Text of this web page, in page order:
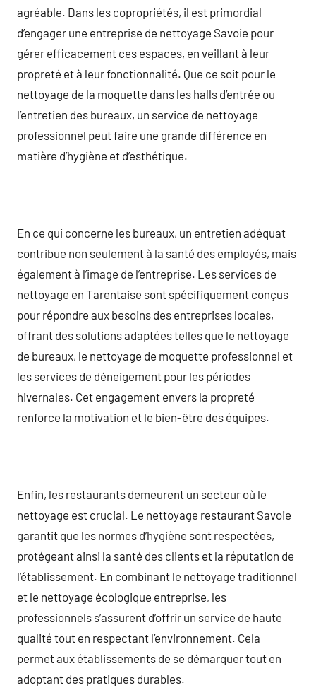
agréable. Dans les copropriétés, il est primordial
d’engager une entreprise de nettoyage Savoie pour
gérer efficacement ces espaces, en veillant à leur
propreté et à leur fonctionnalité. Que ce soit pour le
nettoyage de la moquette dans les halls d’entrée ou
l’entretien des bureaux, un service de nettoyage
professionnel peut faire une grande différence en
matière d’hygiène et d’esthétique.
En ce qui concerne les bureaux, un entretien adéquat
contribue non seulement à la santé des employés, mais
également à l’image de l’entreprise. Les services de
nettoyage en Tarentaise sont spécifiquement conçus
pour répondre aux besoins des entreprises locales,
offrant des solutions adaptées telles que le nettoyage
de bureaux, le nettoyage de moquette professionnel et
les services de déneigement pour les périodes
hivernales. Cet engagement envers la propreté
renforce la motivation et le bien-être des équipes.
Enfin, les restaurants demeurent un secteur où le
nettoyage est crucial. Le nettoyage restaurant Savoie
garantit que les normes d’hygiène sont respectées,
protégeant ainsi la santé des clients et la réputation de
l’établissement. En combinant le nettoyage traditionnel
et le nettoyage écologique entreprise, les
professionnels s’assurent d’offrir un service de haute
qualité tout en respectant l’environnement. Cela
permet aux établissements de se démarquer tout en
adoptant des pratiques durables.